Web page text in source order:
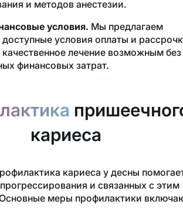
и методов анестезии.
условия. Мы предлагаем
условия оплаты и
качественное лечение возможным без
финансовых затрат.
кариеса
кариеса у десны
и связанных с этим
меры профилактики